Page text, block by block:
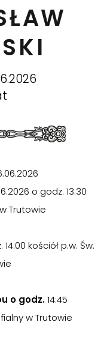
o godz. 13:30
Trutowie
kościół p.w. Św.
o godz.14:45
w Trutowie